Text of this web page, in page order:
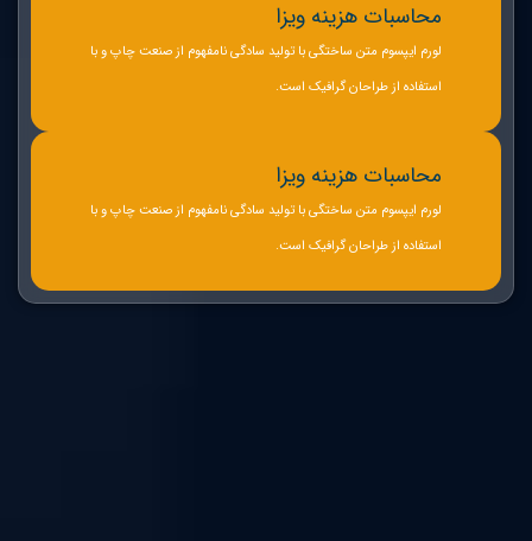
محاسبات هزینه ویزا
لورم ایپسوم متن ساختگی با تولید سادگی نامفهوم از صنعت چاپ و با
استفاده از طراحان گرافیک است.
محاسبات هزینه ویزا
لورم ایپسوم متن ساختگی با تولید سادگی نامفهوم از صنعت چاپ و با
استفاده از طراحان گرافیک است.